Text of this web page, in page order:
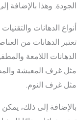
الجودة. وهذا بالإضافة
أنواع الدهانات
تعتبر الدهانات من
الدهانات اللامعة
مثل غرف المعيشة
مثل غرف النوم.
بالإضافة إلى ذلك، يمكن